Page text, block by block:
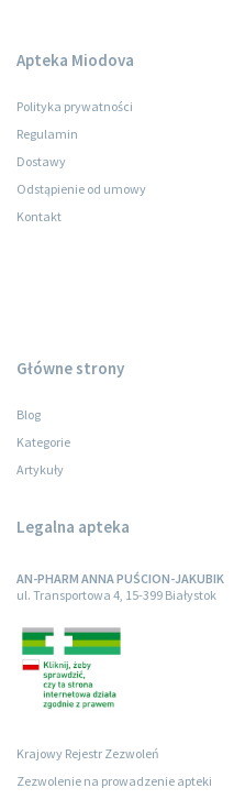
Apteka Miodova
Polityka prywatności
Regulamin
Dostawy
Odstąpienie od umowy
Kontakt
Główne strony
Blog
Kategorie
Artykuły
Legalna apteka
AN-PHARM ANNA PUŚCION-JAKUBIK
ul. Transportowa 4, 15-399 Białystok
Krajowy Rejestr Zezwoleń
Zezwolenie na prowadzenie apteki